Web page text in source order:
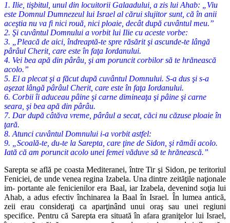
1. Ilie, tişbitul, unul din locuitorii Galaadului, a zis lui Ahab: „Viu
este Domnul Dumnezeul lui Israel al cărui slujitor sunt, că în anii
aceştia nu va fi nici rouă, nici ploaie, decât după cuvântul meu.”
2. Şi cuvântul Domnului a vorbit lui Ilie cu aceste vorbe:
3. „Pleacă de aici, îndreaptă-te spre răsărit şi ascunde-te lângă
pârâul Cherit, care este în faţa Iordanului.
4. Vei bea apă din pârâu, şi am poruncit corbilor să te hrănească
acolo.”
5. El a plecat şi a făcut după cuvântul Domnului. S-a dus şi s-a
aşezat lângă pârâul Cherit, care este în faţa Iordanului.
6. Corbii îi aduceau pâine şi carne dimineaţa şi pâine şi carne
seara, şi bea apă din pârâu.
7. Dar după câtăva vreme, pârâul a secat, căci nu căzuse ploaie în
ţară.
8. Atunci cuvântul Domnului i-a vorbit astfel:
9. „Scoală-te, du-te la Sarepta, care ţine de Sidon, şi rămâi acolo.
Iată că am poruncit acolo unei femei văduve să te hrănească.”
Sarepta se află pe coasta Mediteranei, între Tir şi Sidon, pe teritoriul
Feniciei, de unde venea regina Izabela. Una dintre zeităţile naţionale
im- portante ale fenicienilor era Baal, iar Izabela, devenind soţia lui
Ahab, a adus efectiv închinarea la Baal în Israel. În lumea antică,
zeii erau consideraţi ca aparţinând unui oraş sau unei regiuni
specifice. Pentru că Sarepta era situată în afara graniţelor lui Israel,